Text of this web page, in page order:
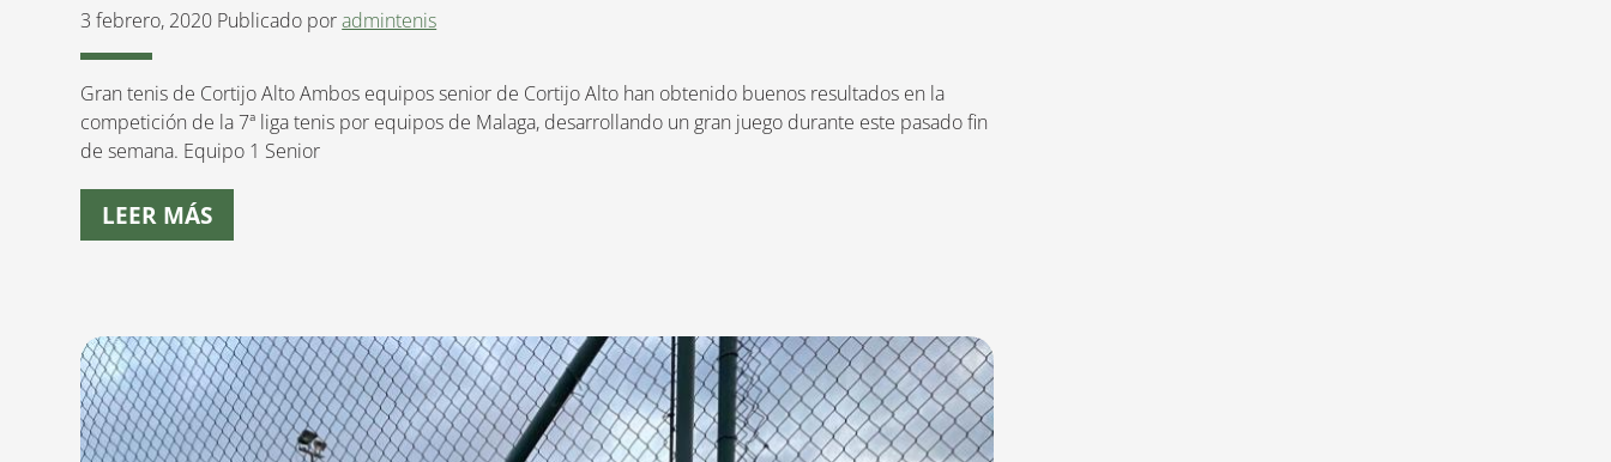
3 febrero, 2020 Publicado poradmintenis
Gran tenis de Cortijo Alto Ambos equipos senior de Cortijo Alto han obtenido buenos resultados en la
competición de la 7ª liga tenis por equipos de Malaga, desarrollando un gran juego durante este pasado fin
de semana. Equipo 1 Senior
LEER MÁS